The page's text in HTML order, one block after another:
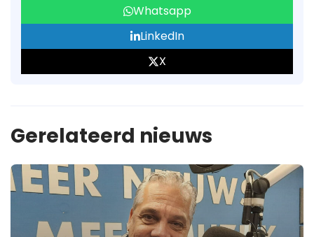
Whatsapp
LinkedIn
X
Gerelateerd nieuws